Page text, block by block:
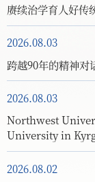
赓续治学育人好传
2026.08.03
跨越90年的精神
2026.08.03
Northwest
University in
2026.08.02